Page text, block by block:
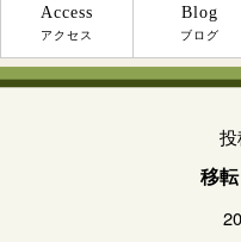
Access
アクセス
Blog
ブログ
移